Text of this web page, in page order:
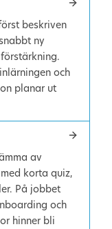
beskriven
ny
och
planar ut
av
korta quiz,
På jobbet
och
hinner bli